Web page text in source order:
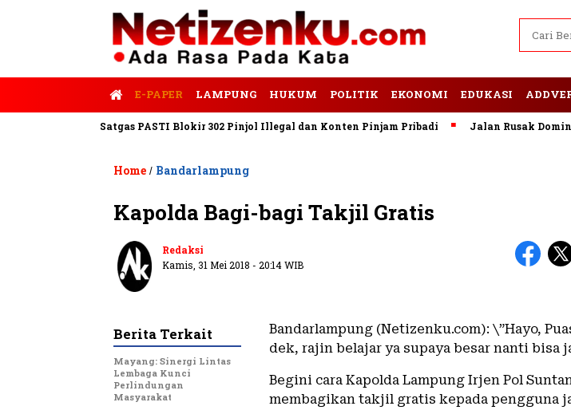
E-PAPER LAMPUNG HUKUM POLITIK EKONOMI EDUKASI
Satgas PASTI Blokir 302 Pinjol Illegal dan Konten Pinjam Pribadi Jalan Rusak Dominasi
Home / Bandarlampung
Kapolda Bagi-bagi Takjil Gratis
Redaksi
Kamis, 31 Mei 2018 - 20:14 WIB
Bandarlampung (Netizenku.com): \”Hayo,
dek, rajin belajar ya supaya besar nanti bisa
Begini cara Kapolda Lampung Irjen Pol
membagikan takjil gratis kepada pengguna
Berita Terkait
Mayang: Sinergi Lintas
Lembaga Kunci
Perlindungan
Masyarakat